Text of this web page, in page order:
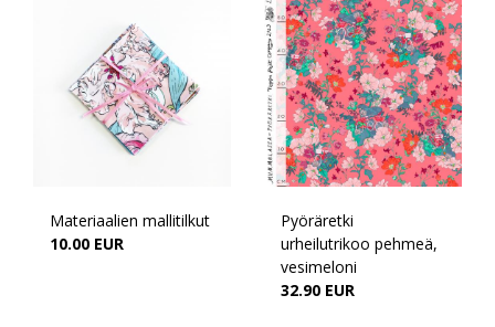
Materiaalien mallitilkut
10.00 EUR
Pyöräretki
urheilutrikoo pehmeä,
vesimeloni
32.90 EUR